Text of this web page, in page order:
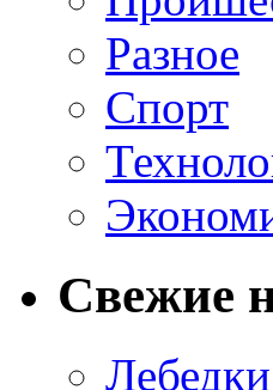
Разное
Спорт
Свежие